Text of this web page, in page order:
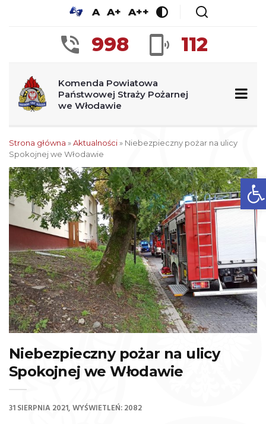
A A+ A++
998 112
Komenda Powiatowa
Państwowej Straży Pożarnej
we Włodawie
Strona główna »Aktualności» Niebezpieczny pożar na ulicy
Spokojnej we Włodawie
Niebezpieczny pożar na ulicy
Spokojnej we Włodawie
31 SIERPNIA 2021 WYŚWIETLEŃ: 2082